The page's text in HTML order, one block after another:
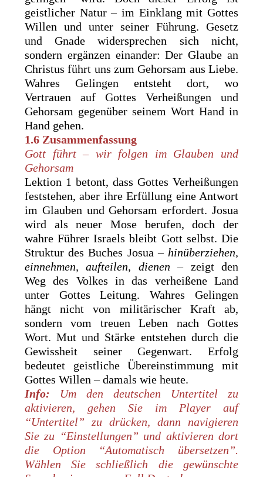
geistlicher Natur – im Einklang mit Gottes
Willen und unter seiner Führung. Gesetz
und Gnade widersprechen sich nicht,
sondern ergänzen einander: Der Glaube an
Christus führt uns zum Gehorsam aus Liebe.
Wahres Gelingen entsteht dort, wo
Vertrauen auf Gottes Verheißungen und
Gehorsam gegenüber seinem Wort Hand in
Hand gehen.
1.6 Zusammenfassung
Gott führt – wir folgen im Glauben und
Gehorsam
Lektion 1 betont, dass Gottes Verheißungen
feststehen, aber ihre Erfüllung eine Antwort
im Glauben und Gehorsam erfordert. Josua
wird als neuer Mose berufen, doch der
wahre Führer Israels bleibt Gott selbst. Die
Struktur des Buches Josua – hinüberziehen,
einnehmen, aufteilen, dienen – zeigt den
Weg des Volkes in das verheißene Land
unter Gottes Leitung. Wahres Gelingen
hängt nicht von militärischer Kraft ab,
sondern vom treuen Leben nach Gottes
Wort. Mut und Stärke entstehen durch die
Gewissheit seiner Gegenwart. Erfolg
bedeutet geistliche Übereinstimmung mit
Gottes Willen – damals wie heute.
Info: Um den deutschen Untertitel zu
aktivieren, gehen Sie im Player auf
“Untertitel” zu drücken, dann navigieren
Sie zu “Einstellungen” und aktivieren dort
die Option “Automatisch übersetzen”.
Wählen Sie schließlich die gewünschte